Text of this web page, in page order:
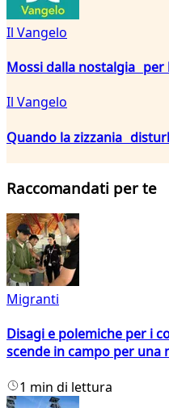
Il Vangelo
Mossi dalla nostalgia per
Il Vangelo
Quando la zizzania
Raccomandati per te
Migranti
Disagi e polemiche per i
scende in campo per una
1 min di lettura